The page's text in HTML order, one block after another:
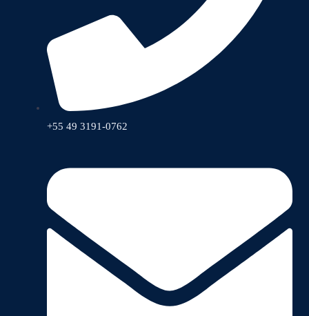
+55 49 3191-0762